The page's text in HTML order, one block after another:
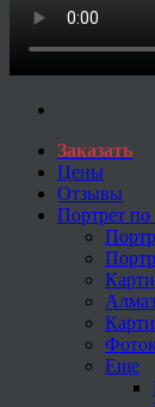
Заказать
Цены
Отзывы
Портрет по
Еще